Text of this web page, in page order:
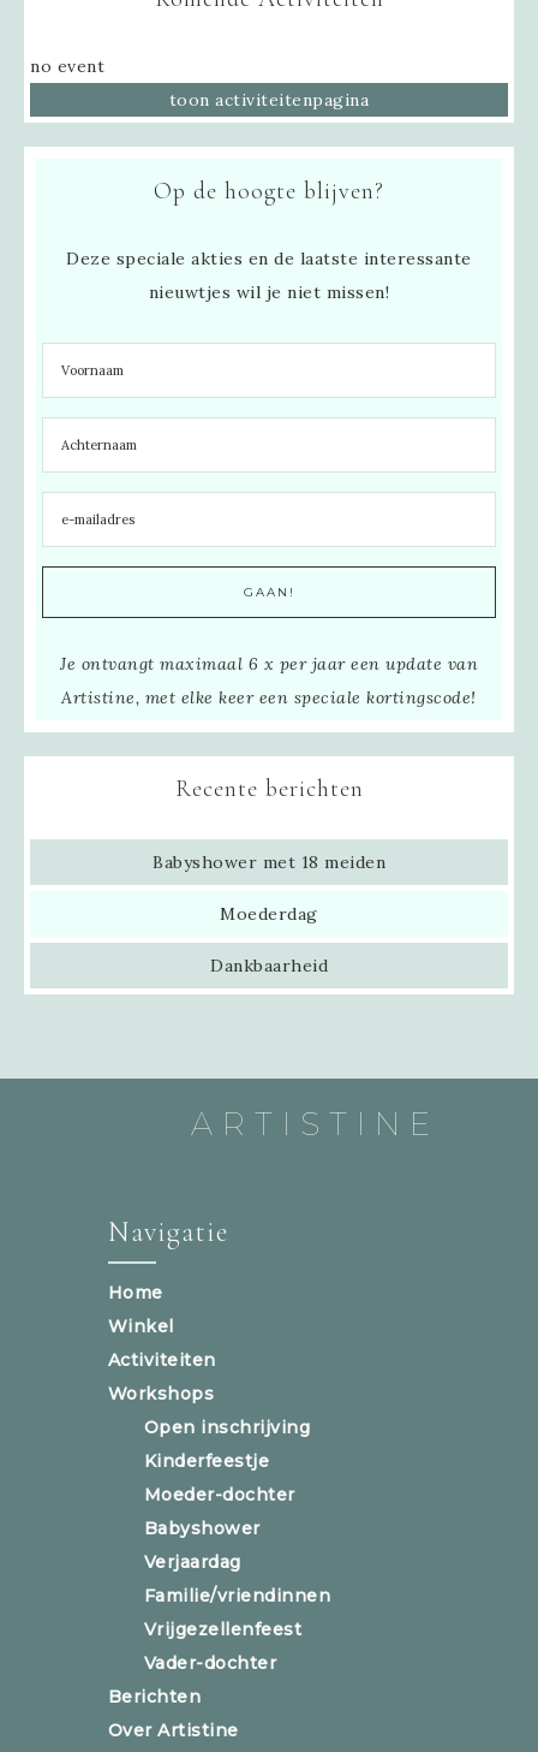
no event
toon activiteitenpagina
Op de hoogte blijven?
Deze speciale akties en de laatste interessante
nieuwtjes wil je niet missen!
Je ontvangt maximaal 6 x per jaar een update van
Artistine, met elke keer een speciale kortingscode!
Recente berichten
Babyshower met 18 meiden
Moederdag
Dankbaarheid
ARTISTINE
Navigatie
Home
Winkel
Activiteiten
Workshops
Open inschrijving
Kinderfeestje
Moeder-dochter
Babyshower
Verjaardag
Familie/vriendinnen
Vrijgezellenfeest
Vader-dochter
Berichten
Over Artistine